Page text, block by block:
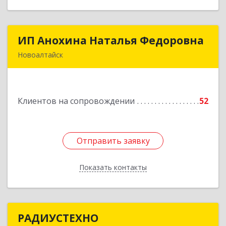
ИП Анохина Наталья Федоровна
Новоалтайск
Клиентов на сопровождении 52
Отправить заявку
Показать контакты
ИП Анохина Наталья Федоровна
Подробнее
Отправить заявку
Назад
РАДИУСТЕХНО